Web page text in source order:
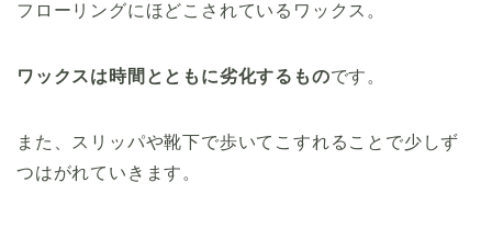
フローリングにほどこされているワックス。
ワックスは時間とともに劣化するものです。
また、スリッパや靴下で歩いてこすれることで少しず
つはがれていきます。